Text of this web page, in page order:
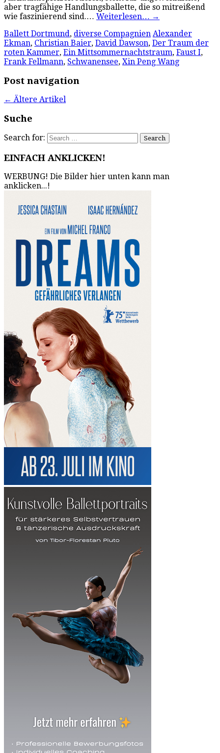
aber tragfähige Handlungsballette, die so mitreißend
wie faszinierend sind.… Weiterlesen… →
Ballett Dortmund, diverse Compagnien Alexander
Ekman, Christian Baier, David Dawson, Der Traum der
roten Kammer, Ein Mittsommernachtstraum, Faust I,
Frank Fellmann, Schwanensee, Xin Peng Wang
Post navigation
← Ältere Artikel
Suche
Search for:
EINFACH ANKLICKEN!
WERBUNG! Die Bilder hier unten kann man
anklicken...!